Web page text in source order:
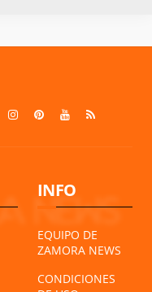
INFO
EQUIPO DE
ZAMORA NEWS
CONDICIONES